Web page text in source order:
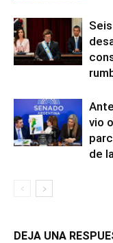
vio
de
DEJA UNA